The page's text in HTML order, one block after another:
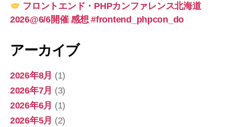
フロントエンド・PHPカンファレンス北海道
2026@6/6開催 感想 #frontend_phpcon_do
アーカイブ
2026年8月 (1)
2026年7月 (3)
2026年6月 (1)
2026年5月 (2)